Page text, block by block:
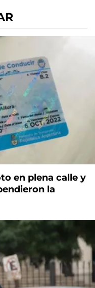
en plena calle y
la